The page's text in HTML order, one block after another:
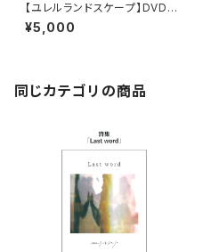
【ユレルランドスケープ】DVD
「ユレルランドスケープ活動休止
前LASTLIVE「from ユレルラン
¥5,000
同じカテゴリの商品